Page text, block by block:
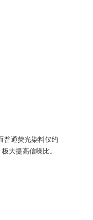
普通荧光染料仅约
大提高信噪比。